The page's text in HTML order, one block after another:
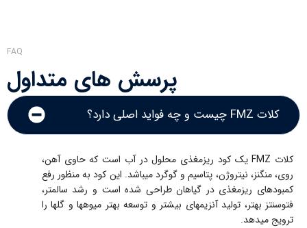
FAQ
پرسش های متداول
کلات FMZ چیست و چه فواید اصلی دارد؟
کلات FMZ یک کود ریزمغذی محلول در آب است که حاوی آهن،
روی، منگنز، نیتروژن، پتاسیم و گوگرد میباشد. این کود به منظور رفع
کمبودهای ریزمغذی در گیاهان طراحی شده است و رشد سالمتر،
فتوسنتز بهتر، تولید آنزیمهای بیشتر و توسعه بهتر میوهها و گلها را
ترویج میدهد.